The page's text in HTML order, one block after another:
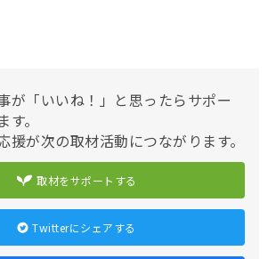
が「いいね！」と思ったらサポー
。
援が次の取材活動につながります。
取材をサポートする
Twitterにシェアする